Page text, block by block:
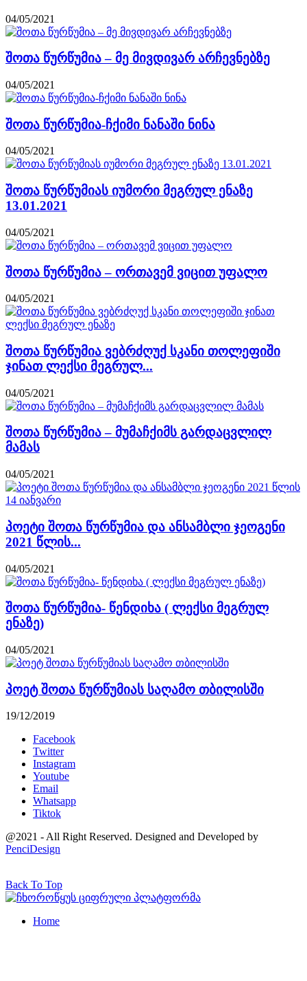
04/05/2021
შოთა წურწუმია – მე მივდივარ არჩევნებზე
04/05/2021
შოთა წურწუმია-ჩქიმი ნანაში ნინა
04/05/2021
შოთა წურწუმიას იუმორი მეგრულ ენაზე
13.01.2021
04/05/2021
შოთა წურწუმია – ორთავემ ვიცით უფალო
04/05/2021
შოთა წურწუმია ვებრძღუქ სკანი თოლეფიში
ჯინათ ლექსი მეგრულ...
04/05/2021
შოთა წურწუმია – მუმაჩქიმს გარდაცვლილ
მამას
04/05/2021
პოეტი შოთა წურწუმია და ანსამბლი ჯეოგენი
2021 წლის...
04/05/2021
შოთა წურწუმია- წენდიხა ( ლექსი მეგრულ
ენაზე)
04/05/2021
პოეტ შოთა წურწუმიას საღამო თბილისში
19/12/2019
Facebook
Twitter
Instagram
Youtube
Email
Whatsapp
Tiktok
@2021 - All Right Reserved. Designed and Developed by
PenciDesign
Back To Top
Home